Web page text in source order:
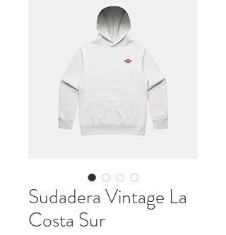
Sudadera Vintage La
Costa Sur